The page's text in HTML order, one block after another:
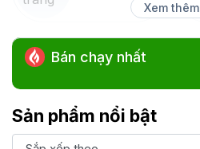
Mặt nạ
Xem thêm
Bán chạy nhất
Sản phẩm nổi bật